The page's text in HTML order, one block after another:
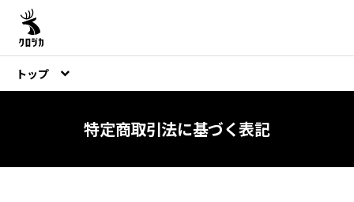
トップ
特定商取引法に基づく表記